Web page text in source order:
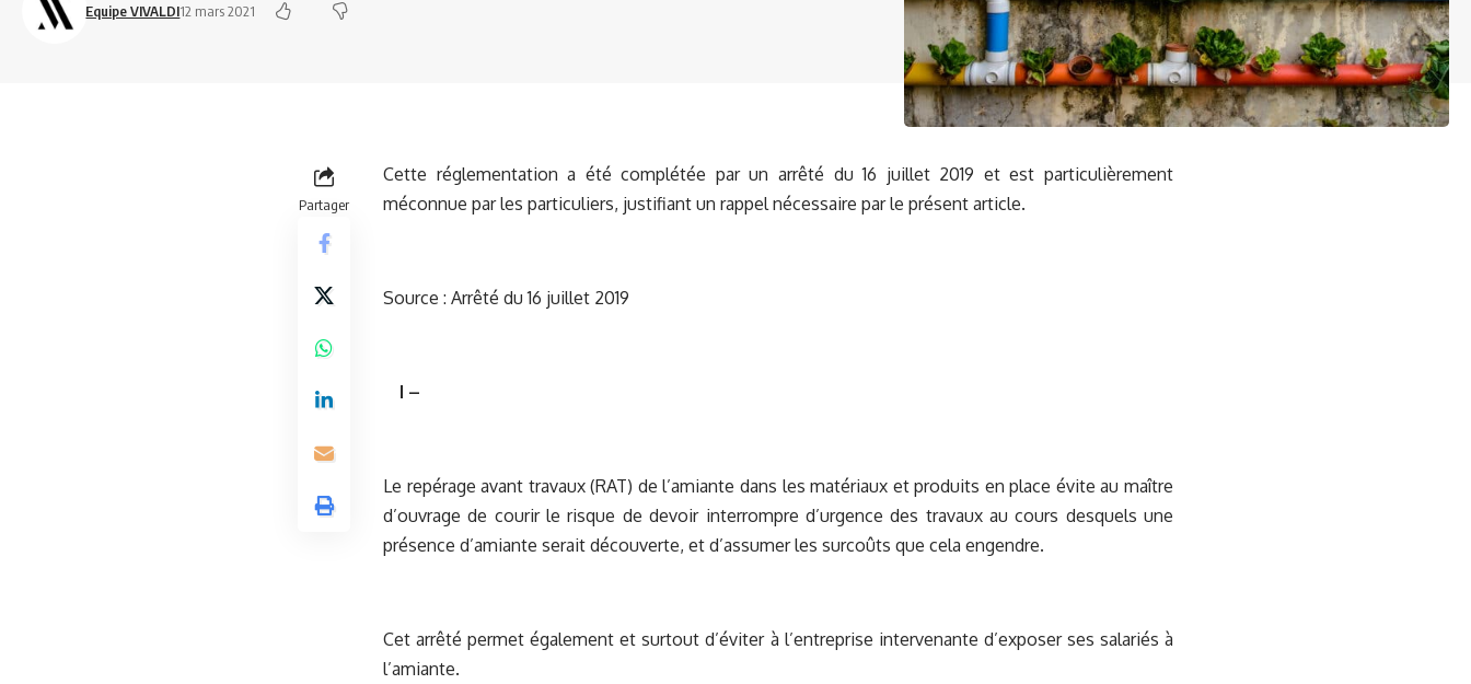
Equipe VIVALDI12 mars 2021
Partager
Cette réglementation a été complétée par un arrêté du 16 juillet 2019 et est particulièrement
méconnue par les particuliers, justifiant un rappel nécessaire par le présent article.
Source : Arrêté du 16 juillet 2019
I –
Le repérage avant travaux (RAT) de l’amiante dans les matériaux et produits en place évite au maître
d’ouvrage de courir le risque de devoir interrompre d’urgence des travaux au cours desquels une
présence d’amiante serait découverte, et d’assumer les surcoûts que cela engendre.
Cet arrêté permet également et surtout d’éviter à l’entreprise intervenante d’exposer ses salariés à
l’amiante.